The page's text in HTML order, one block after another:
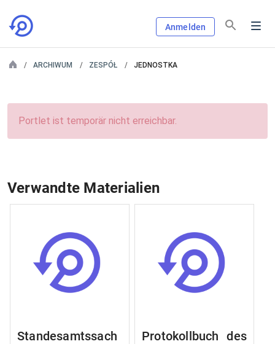
Anmelden
ARCHIWUM ZESPÓŁ JEDNOSTKA
Portlet ist temporär nicht erreichbar.
Verwandte Materialien
Standesamtssach
Protokollbuch des